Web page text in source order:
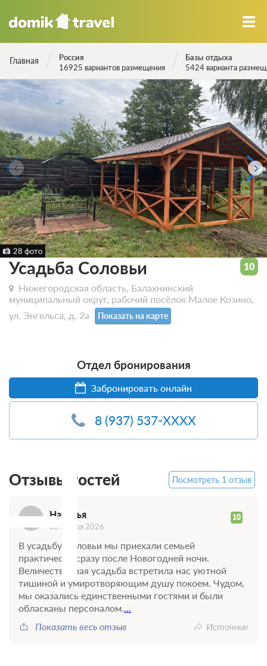
Главная
Россия
16925 вариантов размещения
Базы отдыха
5424 варианта
28 фото
Усадьба Соловьи
Нижегородская область, Балахнинский
муниципальный округ, рабочий посёлок Малое Козино,
ул. Энгельса, д. 2а
Показать на карте
Отдел бронирования
Забронировать онлайн
8 (937) 537-XXXX
10
Отзывы гостей Посмотреть 1 отзыв
Наталья 10
03 января 2026
В усадьбу Соловьи мы приехали семьей
практически сразу после Новогодней ночи.
Величественная усадьба встретила нас уютной
тишиной и умиротворяющим душу покоем. Чудом,
мы оказались единственными гостями и были
обласканы персоналом....
Показать весь отзыв
Источник